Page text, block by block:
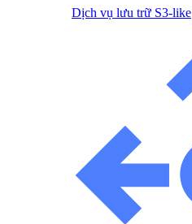
Dịch vụ lưu trữ S3-like